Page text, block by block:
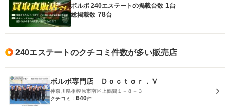
ボルボ 240エステートの掲載台数 1台
総掲載数 78台
240エステートのクチコミ件数が多い販売店
ボルボ専門店 Ｄｏｃｔｏｒ．Ｖ
神奈川県相模原市南区上鶴間１－８－３
クチコミ： 640件